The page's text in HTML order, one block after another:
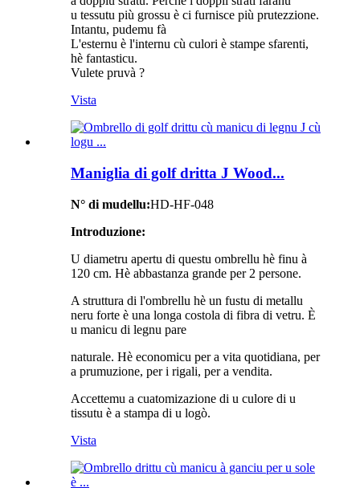
u tessutu più grossu è ci furnisce più prutezzione.
Intantu, pudemu fà
L'esternu è l'internu cù culori è stampe sfarenti,
hè fantasticu.
Vulete pruvà ?
Vista
Maniglia di golf dritta J Wood...
N° di mudellu:HD-HF-048
Introduzione:
U diametru apertu di questu ombrellu hè finu à
120 cm. Hè abbastanza grande per 2 persone.
A struttura di l'ombrellu hè un fustu di metallu
neru forte è una longa costola di fibra di vetru. È
u manicu di legnu pare
naturale. Hè economicu per a vita quotidiana, per
a prumuzione, per i rigali, per a vendita.
Accettemu a cuatomizazione di u culore di u
tissutu è a stampa di u logò.
Vista